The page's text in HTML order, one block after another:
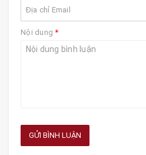
Nội dung*
GỬI BÌNH LUẬN